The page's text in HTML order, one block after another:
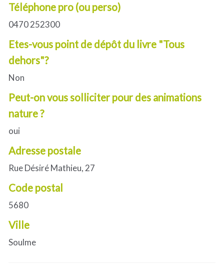
Téléphone pro (ou perso)
0470 252300
Etes-vous point de dépôt du livre "Tous
dehors"?
Non
Peut-on vous solliciter pour des animations
nature ?
oui
Adresse postale
Rue Désiré Mathieu, 27
Code postal
5680
Ville
Soulme